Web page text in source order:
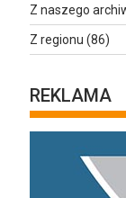
Z naszego
Z regionu (86)
REKLAMA